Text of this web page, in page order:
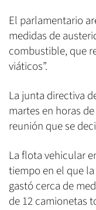
El parlamentario
medidas de
combustible, que
viáticos”.
La junta directiva
martes en horas
reunión que se
La flota vehicular
tiempo en el que
gastó cerca de
de 12 camionetas